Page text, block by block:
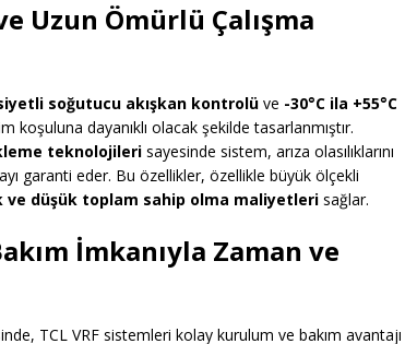
Uzun Ömürlü Çalışma
soğutucu akışkan kontrolüve -30°C ila +55°C
koşuluna dayanıklı olacak şekilde tasarlanmıştır.
teknolojilerisayesinde sistem, arıza olasılıklarını
garanti eder. Bu özellikler, özellikle büyük ölçekli
düşük toplam sahip olma maliyetlerisağlar.
İmkanıyla Zaman ve
TCL VRF sistemleri kolay kurulum ve bakım avantajı